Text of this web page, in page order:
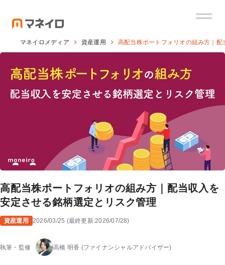
マネイロメディア 資産運用 高配当株ポートフォリオの組み方｜
高配当株ポートフォリオの組み方｜配当収入を
安定させる銘柄選定とリスク管理
資産運用 2026/03/25 (最終更新:2026/07/28)
執筆・監修 高橋 明香 (ファイナンシャルアドバイザー)